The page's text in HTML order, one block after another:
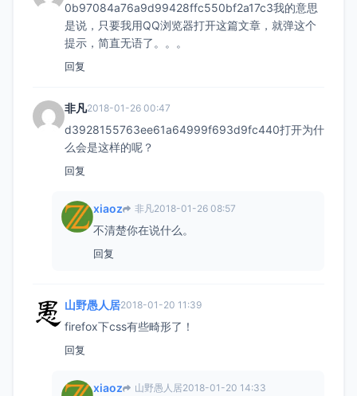
0b97084a76a9d99428ffc550bf2a17c3我的意思
是说，只要我用QQ浏览器打开这篇文章，就弹这个
提示，简直无语了。。。
回复
非凡2018-01-26 00:47
d3928155763ee61a64999f693d9fc440打开为什
么会是这样的呢？
回复
xiaoz 非凡2018-01-26 08:57
不清楚你在说什么。
回复
山野愚人居2018-01-20 11:39
firefox下css有些畸形了！
回复
xiaoz 山野愚人居2018-01-20 14:33